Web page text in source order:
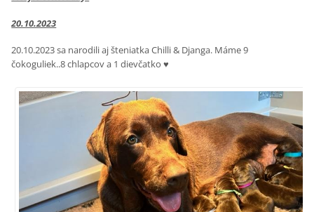
20.10.2023
20.10.2023 sa narodili aj šteniatka Chilli & Djanga. Máme 9
čokoguliek..8 chlapcov a 1 dievčatko ♥